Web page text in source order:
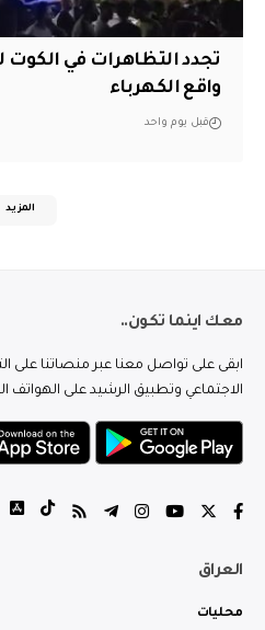
تجدد التظاهرات في
واقع الكهرباء
قبل يوم واحد
المزيد
معك اينما تكون..
ابقى على تواصل معنا عبر منصاتنا على
الاجتماعي وتطبيق الرشيد على الهواتف
العراق
محليات